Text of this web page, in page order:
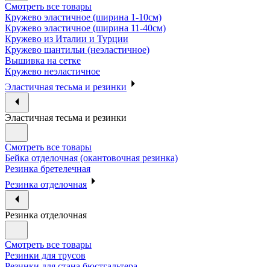
Смотреть все товары
Кружево эластичное (ширина 1-10см)
Кружево эластичное (ширина 11-40см)
Кружево из Италии и Турции
Кружево шантильи (неэластичное)
Вышивка на сетке
Кружево неэластичное
Эластичная тесьма и резинки
Эластичная тесьма и резинки
Смотреть все товары
Бейка отделочная (окантовочная резинка)
Резинка бретелечная
Резинка отделочная
Резинка отделочная
Смотреть все товары
Резинки для трусов